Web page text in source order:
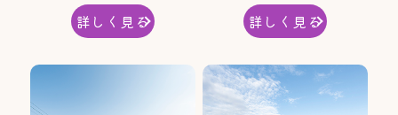
詳しく見る
詳しく見る